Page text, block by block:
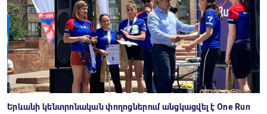
Երևանի կենտրոնական փողոցներում անցկացվել է One Run